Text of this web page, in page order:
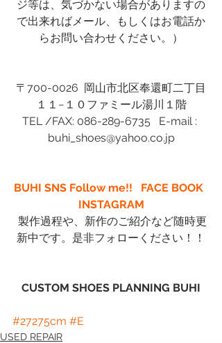
ジ等は、気づかない場合がありますの
で出来ればメール、もしくはお電話か
らお問い合わせください。）
〒700-0026  岡山市北区奉還町二丁目
１１−１０ファミール湯川１階
TEL /FAX: 086-289-6735   E-mail :
buhi_shoes@yahoo.co.jp
BUHI SNS Follow me!!
FACE BOOK
INSTAGRAM
新中です。是非フォローください！！
CUSTOM SHOES PLANNING BUHI
#27275cm #E
USED REPAIR